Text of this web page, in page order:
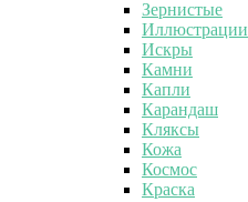
Зернистые
Иллюстрации
Искры
Камни
Капли
Карандаш
Кляксы
Кожа
Космос
Краска